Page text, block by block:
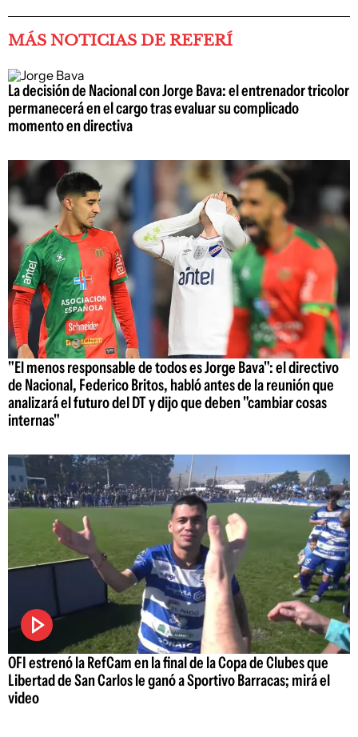
MÁS NOTICIAS DE REFERÍ
La decisión de Nacional con Jorge Bava: el entrenador tricolor
permanecerá en el cargo tras evaluar su complicado
momento en directiva
"El menos responsable de todos es Jorge Bava": el directivo
de Nacional, Federico Britos, habló antes de la reunión que
analizará el futuro del DT y dijo que deben "cambiar cosas
internas"
OFI estrenó la RefCam en la final de la Copa de Clubes que
Libertad de San Carlos le ganó a Sportivo Barracas; mirá el
video